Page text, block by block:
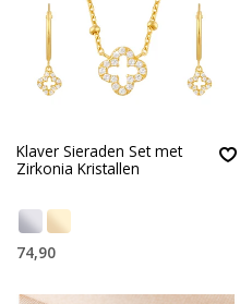
Klaver Sieraden Set met
Zirkonia Kristallen
74,90